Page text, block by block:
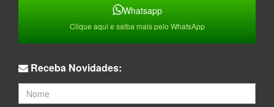
Whatsapp
Clique aqui e saiba mais pelo WhatsApp
Receba Novidades: